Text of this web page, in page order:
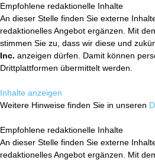
Empfohlene redaktionelle Inhalte
An dieser Stelle finden Sie externe
redaktionelles Angebot ergänzen. Mit
stimmen Sie zu, dass wir diese und
Inc. anzeigen dürfen. Damit können
Drittplattformen übermittelt werden.
Inhalte anzeigen
Weitere Hinweise finden Sie in unseren
Empfohlene redaktionelle Inhalte
An dieser Stelle finden Sie externe
redaktionelles Angebot ergänzen. Mit